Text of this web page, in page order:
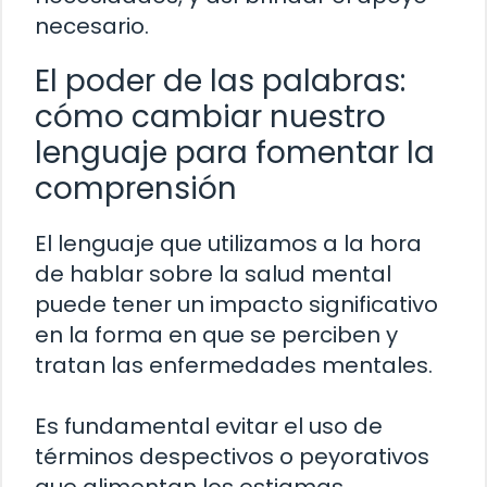
necesario.
El poder de las palabras:
cómo cambiar nuestro
lenguaje para fomentar la
comprensión
El lenguaje que utilizamos a la hora
de hablar sobre la salud mental
puede tener un impacto significativo
en la forma en que se perciben y
tratan las enfermedades mentales.
Es fundamental evitar el uso de
términos despectivos o peyorativos